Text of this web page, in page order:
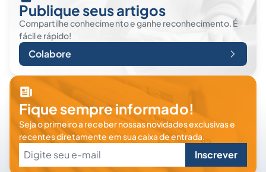
Publique seus artigos
Compartilhe conhecimento e ganhe reconhecimento. É
fácil e rápido!
Colabore
Fique sempre informado!
Seja o primeiro a receber nossas novidades exclusivas e
recentes diretamente em sua caixa de entrada.
Inscrever